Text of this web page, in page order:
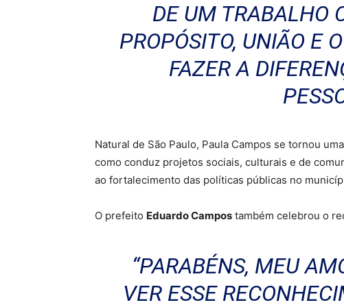
DE UM TRABALHO
PROPÓSITO, UNIÃO E
FAZER A
Natural de São Paulo, Paula Campos se tornou
como conduz projetos sociais, culturais e de
ao fortalecimento das políticas públicas no
O prefeito Eduardo Campos também celebrou o
“PARABÉNS, MEU
VER ESSE